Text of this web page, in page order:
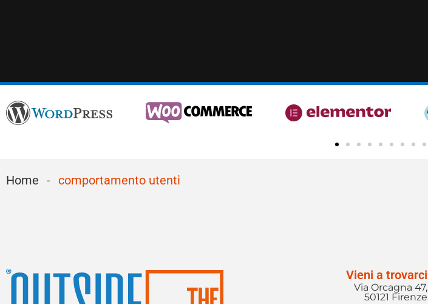
Home - comportamento utenti
Vieni a trovarci
Via Orcagna 47,
50121 Firenze